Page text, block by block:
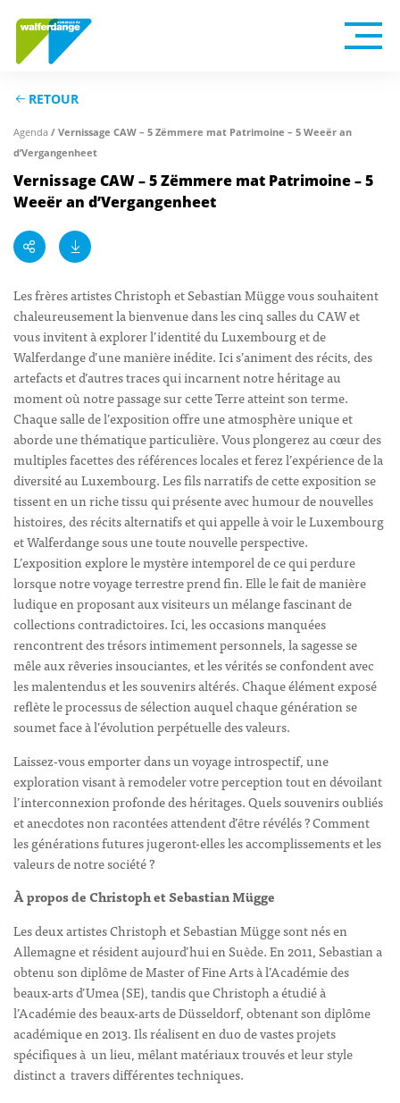
RETOUR
Agenda / Vernissage CAW – 5 Zëmmere mat Patrimoine – 5 Weeër an
d’Vergangenheet
Vernissage CAW – 5 Zëmmere mat Patrimoine – 5
Weeër an d’Vergangenheet
Les frères artistes Christoph et Sebastian Mügge vous souhaitent
chaleureusement la bienvenue dans les cinq salles du CAW et
vous invitent à explorer l’identité du Luxembourg et de
Walferdange d’une manière inédite. Ici s’animent des récits, des
artefacts et d’autres traces qui incarnent notre héritage au
moment où notre passage sur cette Terre atteint son terme.
Chaque salle de l’exposition offre une atmosphère unique et
aborde une thématique particulière. Vous plongerez au cœur des
multiples facettes des références locales et ferez l’expérience de la
diversité au Luxembourg. Les fils narratifs de cette exposition se
tissent en un riche tissu qui présente avec humour de nouvelles
histoires, des récits alternatifs et qui appelle à voir le Luxembourg
et Walferdange sous une toute nouvelle perspective.
L’exposition explore le mystère intemporel de ce qui perdure
lorsque notre voyage terrestre prend fin. Elle le fait de manière
ludique en proposant aux visiteurs un mélange fascinant de
collections contradictoires. Ici, les occasions manquées
rencontrent des trésors intimement personnels, la sagesse se
mêle aux rêveries insouciantes, et les vérités se confondent avec
les malentendus et les souvenirs altérés. Chaque élément exposé
reflète le processus de sélection auquel chaque génération se
soumet face à l’évolution perpétuelle des valeurs.
Laissez-vous emporter dans un voyage introspectif, une
exploration visant à remode­ler votre perception tout en dévoilant
l’interconnexion profonde des héritages. Quels souvenirs oubliés
et anecdotes non racontées attendent d’être révélés ? Comment
les générations futures jugeront-elles les accomplissements et les
valeurs de notre société ?
À propos de Christoph et Sebastian Mügge
Les deux artistes Christoph et Sebastian Mügge sont nés en
Allemagne et résident aujourd’hui en Suède. En 2011, Sebastian a
obtenu son diplôme de Master of Fine Arts à l’Académie des
beaux-arts d’Umea (SE), tandis que Christoph a étudié à
l’Académie des beaux-arts de Düsseldorf, obtenant son diplôme
académique en 2013. Ils réalisent en duo de vastes projets
spécifiques à un lieu, mêlant matériaux trouvés et leur style
distinct a travers différentes techniques.